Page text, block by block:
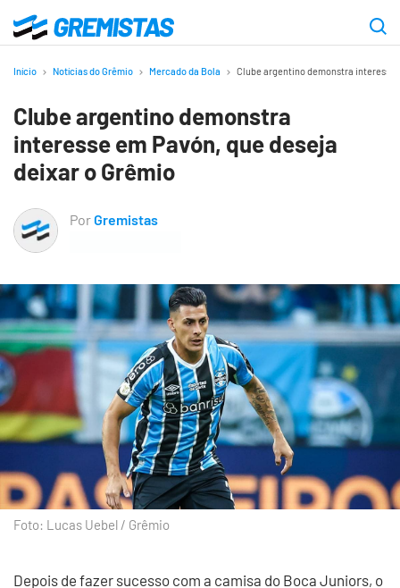
para
principal
Gremistas
Início Notícias do Grêmio Mercado da Bola Clube argentino demonstra interesse
Clube argentino demonstra
interesse em Pavón, que deseja
deixar o Grêmio
PorGremistas
Foto: Lucas Uebel / Grêmio
Depois de fazer sucesso com a camisa do Boca Juniors, o